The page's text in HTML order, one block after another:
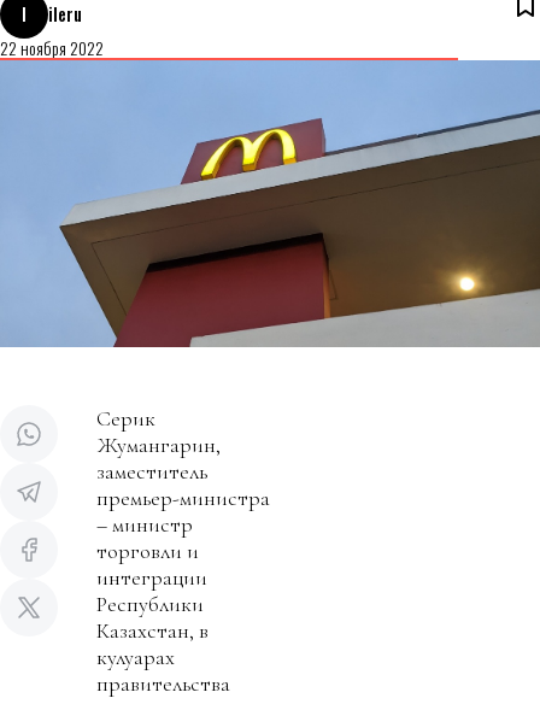
I
ileru
22 ноября 2022
Серик
Жумангарин,
заместитель
премьер-министра
– министр
торговли и
интеграции
Республики
Казахстан, в
кулуарах
правительства